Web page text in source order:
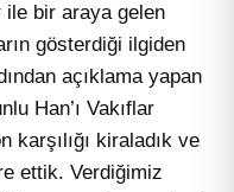
ile bir araya gelen
gösterdiği ilgiden
açıklama yapan
Han’ı Vakıflar
karşılığı kiraladık ve
ettik. Verdiğimiz